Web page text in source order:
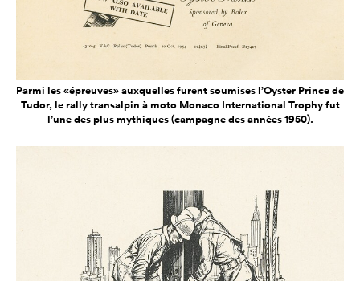
Parmi les «épreuves» auxquelles furent soumises l’Oyster Prince de
Tudor, le rally transalpin à moto Monaco International Trophy fut
l’une des plus mythiques (campagne des années 1950).